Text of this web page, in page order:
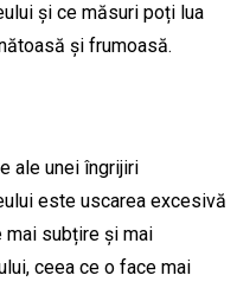
și ce măsuri poți lua
și frumoasă.
ale unei îngrijiri
este uscarea excesivă
subțire și mai
ceea ce o face mai